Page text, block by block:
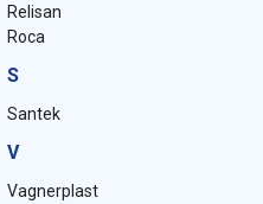
Relisan
Roca
S
Santek
V
Vagnerplast